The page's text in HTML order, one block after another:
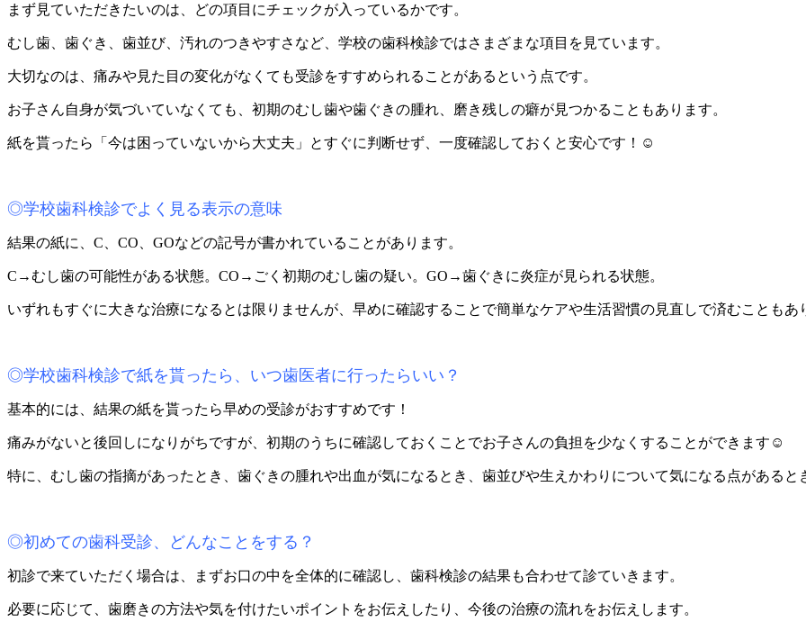
まず見ていただきたいのは、どの項目にチェックが入っているかです。
むし歯、歯ぐき、歯並び、汚れのつきやすさなど、学校の歯科検診ではさまざまな項目を見ています。
大切なのは、痛みや見た目の変化がなくても受診をすすめられることがあるという点です。
お子さん自身が気づいていなくても、初期のむし歯や歯ぐきの腫れ、磨き残しの癖が見つかることもあります。
紙を貰ったら「今は困っていないから大丈夫」とすぐに判断せず、一度確認しておくと安心です！☺
◎学校歯科検診でよく見る表示の意味
結果の紙に、C、CO、GOなどの記号が書かれていることがあります。
C→むし歯の可能性がある状態。CO→ごく初期のむし歯の疑い。GO→歯ぐきに炎症が見られる状態。
いずれもすぐに大きな治療になるとは限りませんが、早めに確認することで簡単なケアや生活習慣の見直しで済むこともあ
◎学校歯科検診で紙を貰ったら、いつ歯医者に行ったらいい？
基本的には、結果の紙を貰ったら早めの受診がおすすめです！
痛みがないと後回しになりがちですが、初期のうちに確認しておくことでお子さんの負担を少なくすることができます☺
特に、むし歯の指摘があったとき、歯ぐきの腫れや出血が気になるとき、歯並びや生えかわりについて気になる点がある
◎初めての歯科受診、どんなことをする？
初診で来ていただく場合は、まずお口の中を全体的に確認し、歯科検診の結果も合わせて診ていきます。
必要に応じて、歯磨きの方法や気を付けたいポイントをお伝えしたり、今後の治療の流れをお伝えします。